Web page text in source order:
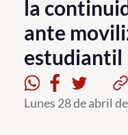
PUCV Internacional
Vinculación con el
Admisión
Pregrado
la
ante
estudiantil
Lunes 28 de abril